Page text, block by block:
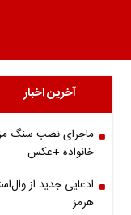
آخرین اخبار
ماجرای نصب سنگ
خانواده +عکس
ادعایی جدید از
هرمز